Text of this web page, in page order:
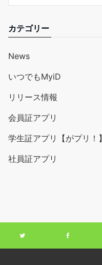
カテゴリー
News
いつでもMyiD
リリース情報
会員証アプリ
学生証アプリ【がプリ！】
社員証アプリ